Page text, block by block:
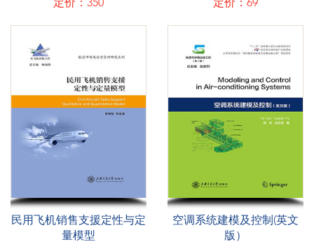
定价：350
定价：69
民用飞机销售支援定性与定
量模型
空调系统建模及控制(英文
版）